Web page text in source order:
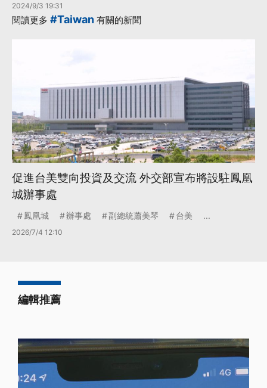
2024/9/3 19:31
閱讀更多 #Taiwan 有關的新聞
促進台美雙向投資及交流 外交部宣布將設駐鳳凰
城辦事處
鳳凰城 辦事處 副總統蕭美琴 台美 ...
2026/7/4 12:10
編輯推薦